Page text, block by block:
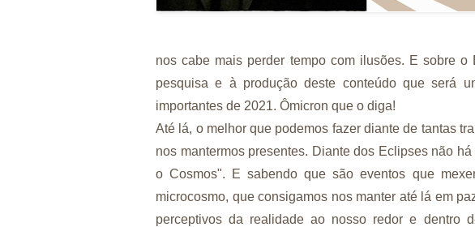
nos cabe mais perder tempo com ilusões. E sobre
pesquisa e à produção deste conteúdo que será
importantes de 2021. Ômicron que o diga!
Até lá, o melhor que podemos fazer diante de tantas
nos mantermos presentes. Diante dos Eclipses não
o Cosmos". E sabendo que são eventos que
microcosmo, que consigamos nos manter até lá em
perceptivos da realidade ao nosso redor e dentro